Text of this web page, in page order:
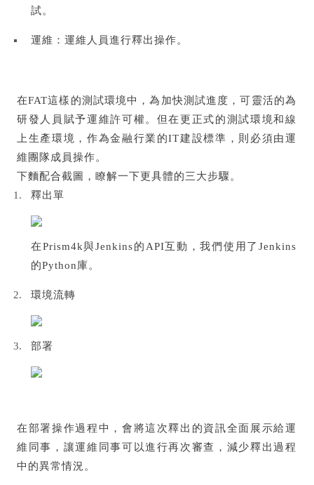
試。
運維：運維人員進行釋出操作。
在FAT這樣的測試環境中，為加快測試進度，可靈活的為
研發人員賦予運維許可權。但在更正式的測試環境和線
上生產環境，作為金融行業的IT建設標準，則必須由運
維團隊成員操作。
下麵配合截圖，瞭解一下更具體的三大步驟。
釋出單
在Prism4k與Jenkins的API互動，我們使用了Jenkins
的Python庫。
環境流轉
部署
在部署操作過程中，會將這次釋出的資訊全面展示給運
維同事，讓運維同事可以進行再次審查，減少釋出過程
中的異常情況。